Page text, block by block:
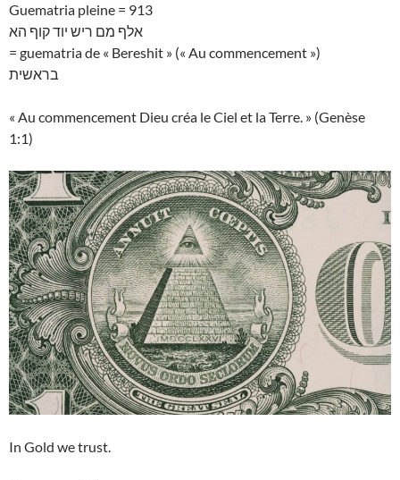
Guematria pleine = 913
אלף מם ריש יוד קוף הא
= guematria de « Bereshit » (« Au commencement »)
בראשית
« Au commencement Dieu créa le Ciel et la Terre. » (Genèse
1:1)
In Gold we trust.